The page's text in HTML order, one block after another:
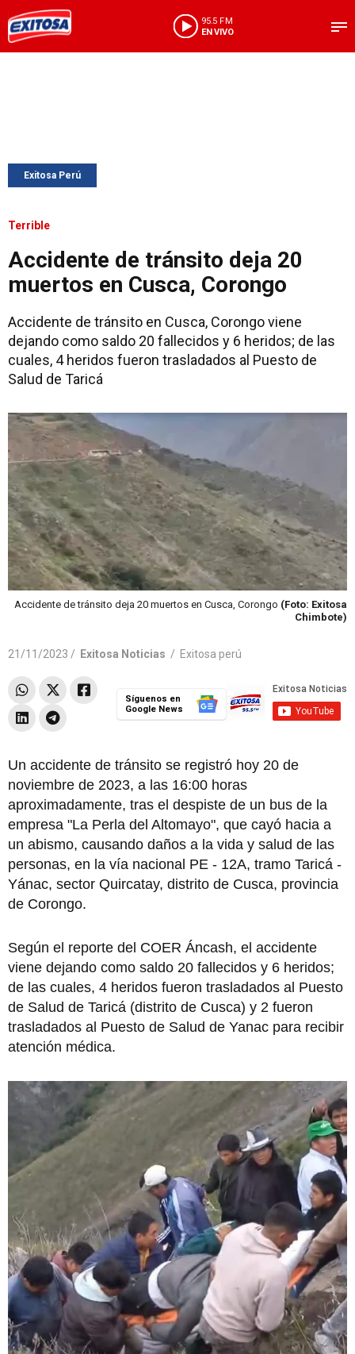
95.5 FM
EN VIVO
Exitosa Perú
Terrible
Accidente de tránsito deja 20
muertos en Cusca, Corongo
Accidente de tránsito en Cusca, Corongo viene
dejando como saldo 20 fallecidos y 6 heridos; de las
cuales, 4 heridos fueron trasladados al Puesto de
Salud de Taricá
Accidente de tránsito deja 20 muertos en Cusca, Corongo (Foto: Exitosa
Chimbote)
21/11/2023 / Exitosa Noticias / Exitosa perú
Síguenos en
Google News
Un accidente de tránsito se registró hoy 20 de
noviembre de 2023, a las 16:00 horas
aproximadamente, tras el despiste de un bus de la
empresa "La Perla del Altomayo", que cayó hacia a
un abismo, causando daños a la vida y salud de las
personas, en la vía nacional PE - 12A, tramo Taricá -
Yánac, sector Quircatay, distrito de Cusca, provincia
de Corongo.
Según el reporte del COER Áncash, el accidente
viene dejando como saldo 20 fallecidos y 6 heridos;
de las cuales, 4 heridos fueron trasladados al Puesto
de Salud de Taricá (distrito de Cusca) y 2 fueron
trasladados al Puesto de Salud de Yanac para recibir
atención médica.